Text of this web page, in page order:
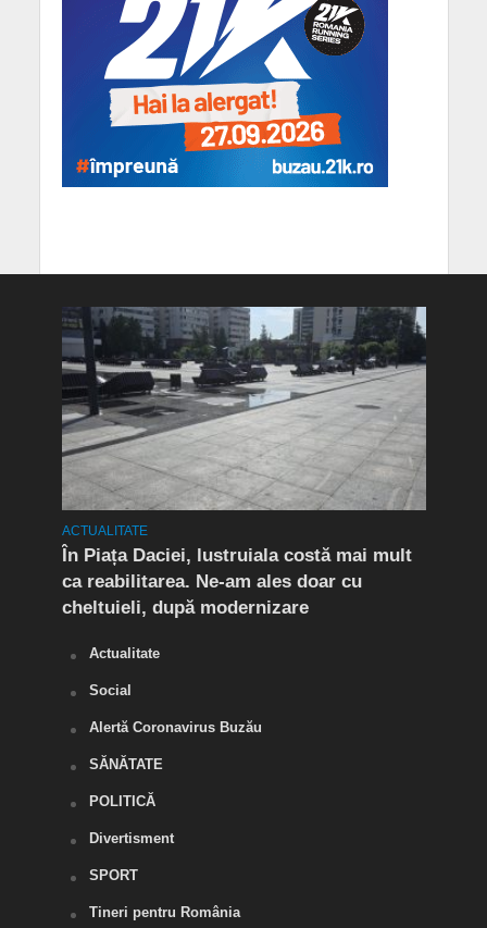
ACTUALITATE
În Piața Daciei, lustruiala costă mai mult
ca reabilitarea. Ne-am ales doar cu
cheltuieli, după modernizare
Actualitate
Social
Alertă Coronavirus Buzău
SĂNĂTATE
POLITICĂ
Divertisment
SPORT
Tineri pentru România